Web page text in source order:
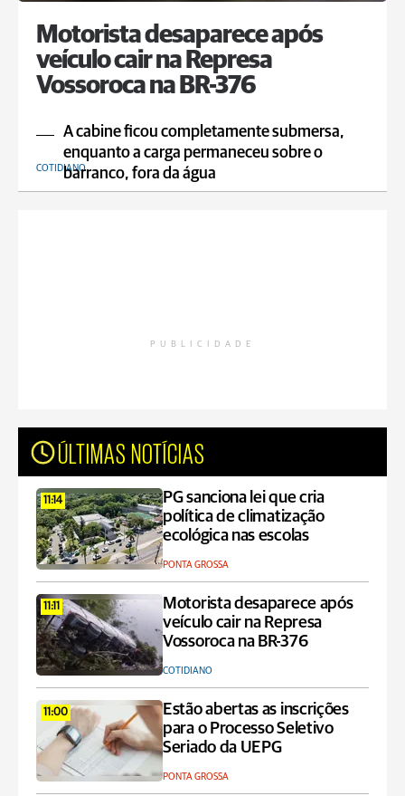
Motorista desaparece após
veículo cair na Represa
Vossoroca na BR-376
A cabine ficou completamente submersa,
enquanto a carga permaneceu sobre o
barranco, fora da água
COTIDIANO
PUBLICIDADE
ÚLTIMAS NOTÍCIAS
11:14
PG sanciona lei que cria
política de climatização
ecológica nas escolas
PONTA GROSSA
11:11
Motorista desaparece após
veículo cair na Represa
Vossoroca na BR-376
COTIDIANO
11:00
Estão abertas as inscrições
para o Processo Seletivo
Seriado da UEPG
PONTA GROSSA